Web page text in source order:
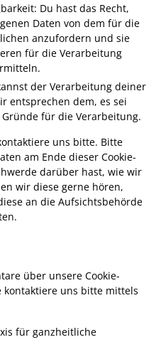
Du hast das Recht,
Daten von dem für die
anzufordern und sie
für die Verarbeitung
der Verarbeitung deiner
entsprechen dem, es sei
für die Verarbeitung.
uns bitte. Bitte
am Ende dieser Cookie-
darüber hast, wie wir
wir diese gerne hören,
an die Aufsichtsbehörde
über unsere Cookie-
kontaktiere uns bitte mittels
für ganzheitliche